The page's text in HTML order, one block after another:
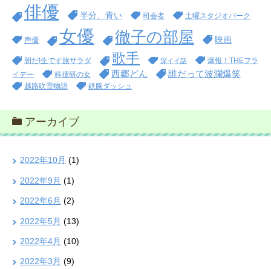
俳優 半分、青い 司会者 土曜スタジオパーク
声優 女優 徹子の部屋 映画
朝だ!生です旅サラダ 歌手 深イイ話
爆報！THEフラ
イデー
科捜研の女 西郷どん 誰だって波瀾爆笑
越路吹雪物語 鉄腕ダッシュ
アーカイブ
2022年10月 (1)
2022年9月 (1)
2022年6月 (2)
2022年5月 (13)
2022年4月 (10)
2022年3月 (9)